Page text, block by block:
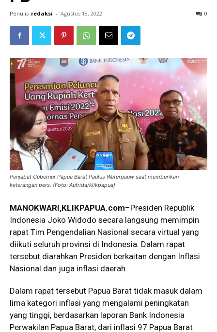
Penulis redaksi - Agustus 18, 2022 0
Penjabat Gubernur Papua Barat Paulus Waterpauw saat memberikan
keterangan pers. (Foto: Aufrida/klikpapua)
MANOKWARI,KLIKPAPUA.com–Presiden Republik
Indonesia Joko Widodo secara langsung memimpin
rapat Tim Pengendalian Nasional secara virtual yang
diikuti seluruh provinsi di Indonesia. Dalam rapat
tersebut diarahkan Presiden berkaitan dengan Inflasi
Nasional dan juga inflasi daerah.
Dalam rapat tersebut Papua Barat tidak masuk dalam
lima kategori inflasi yang mengalami peningkatan
yang tinggi, berdasarkan laporan Bank Indonesia
Perwakilan Papua Barat, dari inflasi 97 Papua Barat